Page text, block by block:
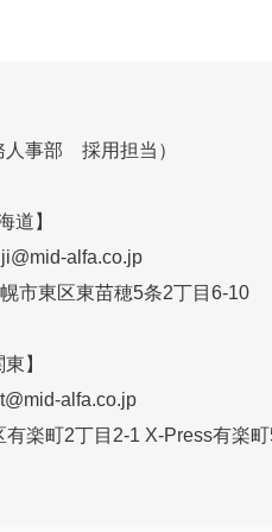
人事部 採用担当）
道】
alfa.co.jp
市東区東苗穂5条2丁目6-10
東】
alfa.co.jp
楽町2丁目2-1 X-Press有楽